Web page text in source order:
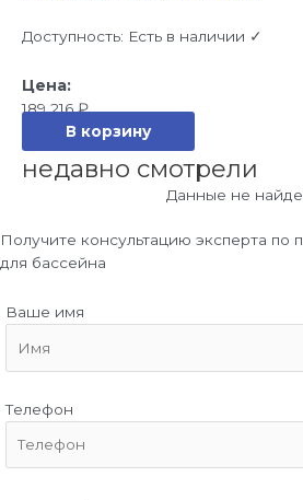
Доступность: Есть в наличии ✓
189 216₽
В корзину
недавно смотрели
Данные не
Получите консультацию эксперта по
для бассейна
Ваше имя
Телефон